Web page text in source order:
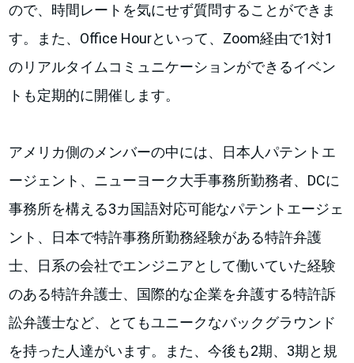
ので、時間レートを気にせず質問することができま
す。また、Office Hourといって、Zoom経由で1対1
のリアルタイムコミュニケーションができるイベン
トも定期的に開催します。
アメリカ側のメンバーの中には、日本人パテントエ
ージェント、ニューヨーク大手事務所勤務者、DCに
事務所を構える3カ国語対応可能なパテントエージェ
ント、日本で特許事務所勤務経験がある特許弁護
士、日系の会社でエンジニアとして働いていた経験
のある特許弁護士、国際的な企業を弁護する特許訴
訟弁護士など、とてもユニークなバックグラウンド
を持った人達がいます。また、今後も2期、3期と規